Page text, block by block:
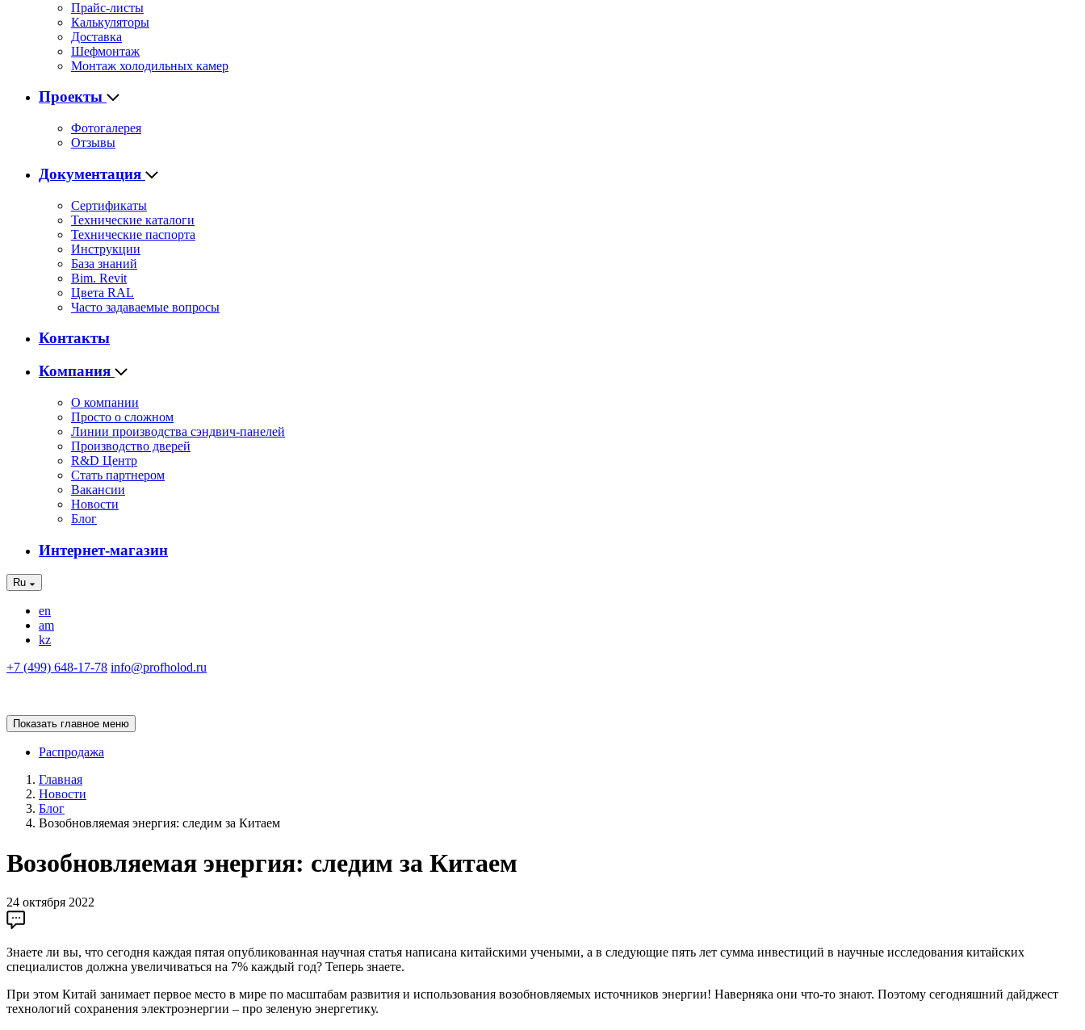
Прайс-листы
Калькуляторы
Доставка
Шефмонтаж
Монтаж холодильных камер
Проекты
Фотогалерея
Отзывы
Документация
Сертификаты
Технические каталоги
Технические паспорта
Инструкции
База знаний
Bim. Revit
Цвета RAL
Часто задаваемые вопросы
Контакты
Компания
О компании
Просто о сложном
Линии производства сэндвич-панелей
Производство дверей
R&D Центр
Стать партнером
Вакансии
Новости
Блог
Интернет-магазин
Ru
en
am
kz
+7 (499) 648-17-78 info@profholod.ru
Показать главное меню
Распродажа
Главная
Новости
Блог
Возобновляемая энергия: следим за Китаем
Возобновляемая энергия: следим за Китаем
24 октября 2022
Знаете ли вы, что сегодня каждая пятая опубликованная научная статья написана китайскими учеными, а в следующие пять лет сумма инвестиций в научные исследования китайских
специалистов должна увеличиваться на 7% каждый год? Теперь знаете.
При этом Китай занимает первое место в мире по масштабам развития и использования возобновляемых источников энергии! Наверняка они что-то знают. Поэтому сегодняшний дайджест
технологий сохранения электроэнергии – про зеленую энергетику.